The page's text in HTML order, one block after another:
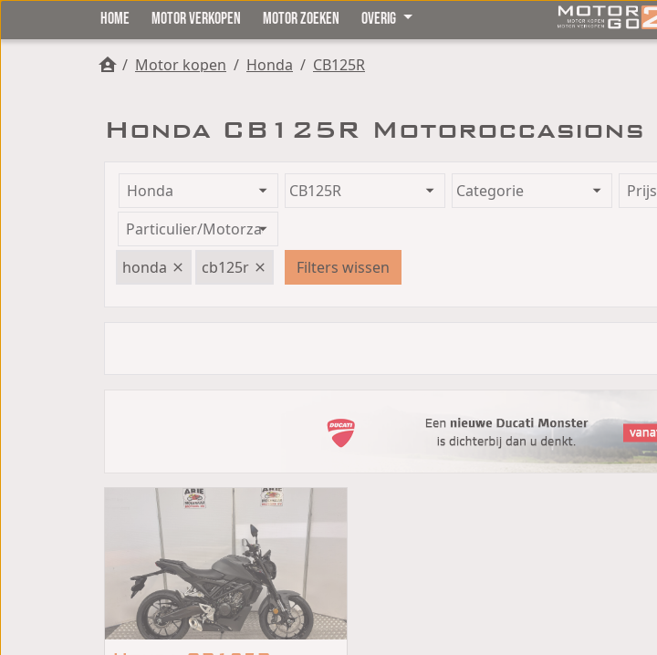
HOME MOTOR VERKOPEN MOTOR ZOEKEN OVERIG
/ Motor kopen / Honda / CB125R
Honda CB125R Motoroccasions
Prijs
honda
cb125r Filters wissen